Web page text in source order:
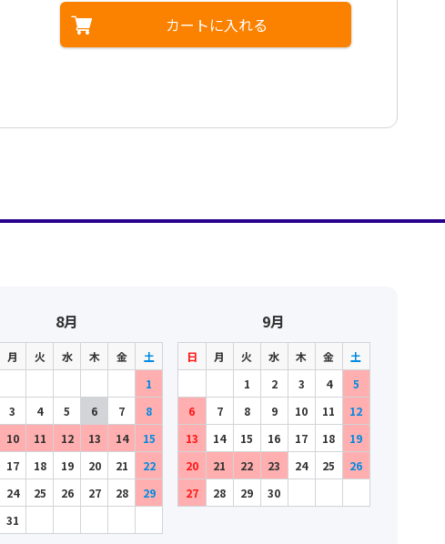
カートに入れる
8月
月 火 水 木 金
土
1
3 4 5 6 7
8
10 11 12 13 14
15
17 18 19 20 21
22
24 25 26 27 28
29
31
9月
日 月 火 水 木 金
土
1
2 3 4
5
6
7 8 9 10 11
12
13
14 15 16 17 18
19
20
21 22 23 24 25
26
27
28 29 30